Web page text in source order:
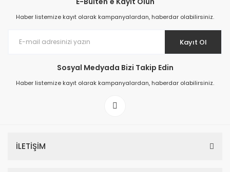
Prime ArtDECO Duvar Kağıdı Tutkalı 500 gr
199,00 TL
Haber listemize kayıt olarak kampanyalardan, haberdar olabilirsiniz.
Kayıt Ol
Sosyal Medyada Bizi Takip Edin
Haber listemize kayıt olarak kampanyalardan, haberdar olabilirsiniz.
İLETİŞİM